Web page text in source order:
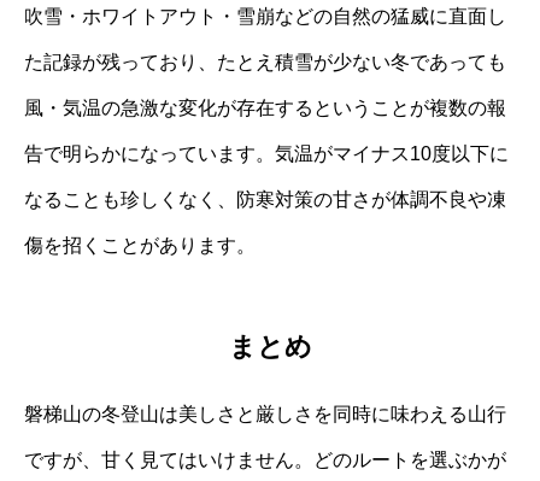
吹雪・ホワイトアウト・雪崩などの自然の猛威に直面し
た記録が残っており、たとえ積雪が少ない冬であっても
風・気温の急激な変化が存在するということが複数の報
告で明らかになっています。気温がマイナス10度以下に
なることも珍しくなく、防寒対策の甘さが体調不良や凍
傷を招くことがあります。
まとめ
磐梯山の冬登山は美しさと厳しさを同時に味わえる山行
ですが、甘く見てはいけません。どのルートを選ぶかが